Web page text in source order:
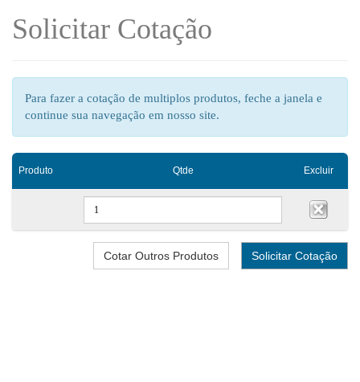
Solicitar Cotação
Para fazer a cotação de multiplos produtos, feche a janela e
continue sua navegação em nosso site.
Produto Qtde Excluir
Cotar Outros Produtos